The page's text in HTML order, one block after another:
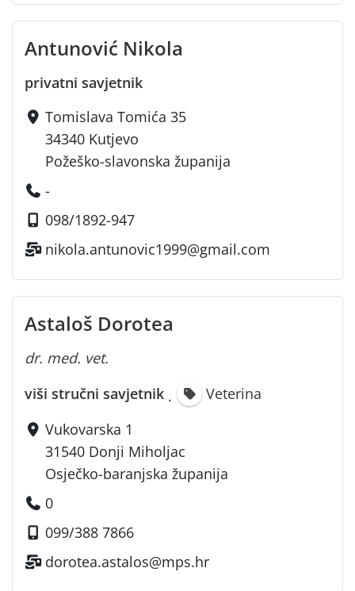
Antunović Nikola
privatni savjetnik
Tomislava Tomića 35
34340 Kutjevo
Požeško-slavonska županija
-
098/1892-947
nikola.antunovic1999@gmail.com
Astaloš Dorotea
dr. med. vet.
viši stručni savjetnik ·
Veterina
Vukovarska 1
31540 Donji Miholjac
Osječko-baranjska županija
0
099/388 7866
dorotea.astalos@mps.hr